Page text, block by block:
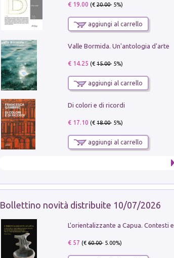
€ 19.00 (€20.00- 5%)
aggiungi al carrello
Valle Bormida. Un'antologia d'arte
€ 14.25 (€15.00- 5%)
aggiungi al carrello
Di colori e di ricordi
€ 17.10 (€18.00- 5%)
aggiungi al carrello
Bollettino novità distribuite 10/07/2026
€ 57 (€60.00- 5.00%)